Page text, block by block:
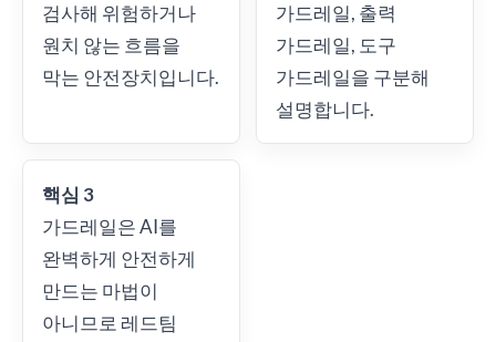
검사해 위험하거나
원치 않는 흐름을
막는 안전장치입니다.
가드레일, 출력
가드레일, 도구
가드레일을 구분해
설명합니다.
핵심 3
가드레일은 AI를
완벽하게 안전하게
만드는 마법이
아니므로 레드팀